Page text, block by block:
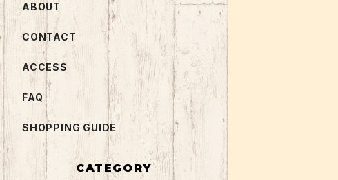
ABOUT
CONTACT
ACCESS
FAQ
SHOPPING GUIDE
CATEGORY